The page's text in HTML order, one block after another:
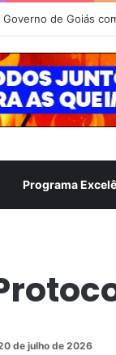
Governo de Goiás
Programa
de julho de 2026